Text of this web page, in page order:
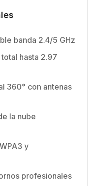
banda 2.4/5 GHz
hasta 2.97
360° con antenas
la nube
y
profesionales